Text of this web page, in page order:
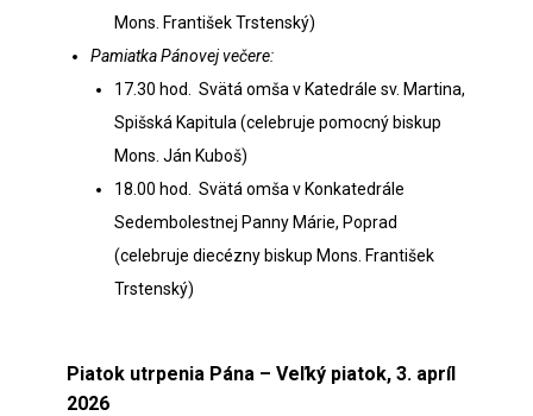
Mons. František Trstenský)
Pamiatka Pánovej večere:
17.30 hod. Svätá omša v Katedrále sv. Martina,
Spišská Kapitula (celebruje pomocný biskup
Mons. Ján Kuboš)
18.00 hod. Svätá omša v Konkatedrále
Sedembolestnej Panny Márie, Poprad
(celebruje diecézny biskup Mons. František
Trstenský)
Piatok utrpenia Pána – Veľký piatok, 3. apríl
2026